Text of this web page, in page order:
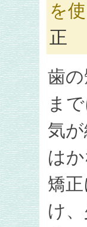
を使
正
歯
ま
気
は
矯
け